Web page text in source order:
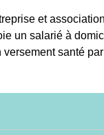
et
un salarié à
santé